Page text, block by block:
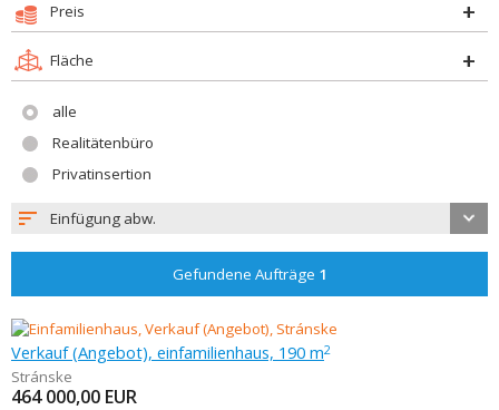
Preis
Fläche
alle
Realitätenbüro
Privatinsertion
Einfügung abw.
Gefundene Aufträge 1
Verkauf (Angebot), einfamilienhaus, 190 m2
Stránske
464 000,00 EUR